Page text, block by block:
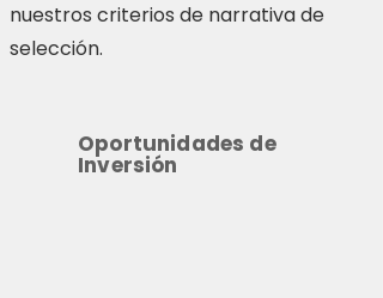
nuestros criterios de narrativa de
selección.
Oportunidades de
Inversión